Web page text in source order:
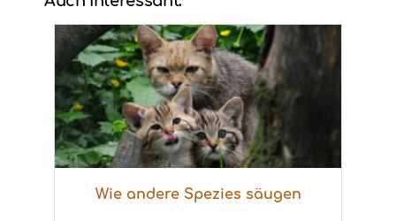
Wie andere Spezies säugen